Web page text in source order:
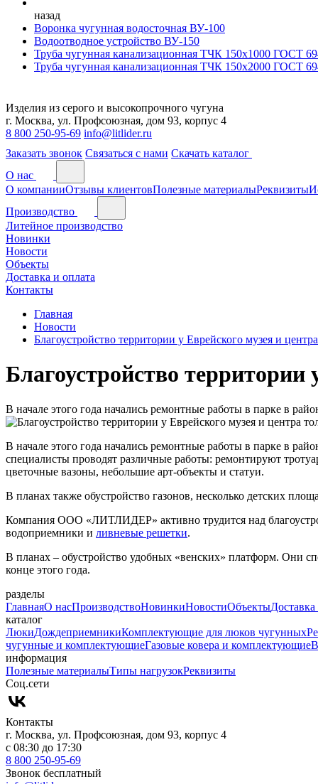
назад
Воронка чугунная водосточная ВУ-100
Водоотводное устройство ВУ-150
Труба чугунная канализационная ТЧК 150х1000 ГОСТ
Труба чугунная канализационная ТЧК 150х2000 ГОСТ
Изделия из серого и высокопрочного чугуна
г. Москва, ул. Профсоюзная, дом 93, корпус 4
8 800 250-95-69 info@litlider.ru
Заказать звонок Связаться с нами Скачать каталог
О нас
О компанииОтзывы клиентовПолезные материалыРеквизиты
Производство
Литейное производство
Новинки
Новости
Объекты
Доставка и оплата
Контакты
Главная
Новости
Благоустройство территории у Еврейского музея и
Благоустройство территории
В начале этого года начались ремонтные работы в парке в
В начале этого года начались ремонтные работы в парке в
специалисты проводят различные работы: ремонтируют
цветочные вазоны, небольшие арт-объекты и статуи.
В планах также обустройство газонов, несколько детских
Компания ООО «ЛИТЛИДЕР» активно трудится над
водоприемники и ливневые решетки.
В планах – обустройство удобных «венских» платформ. Они
конце этого года.
разделы
ГлавнаяО насПроизводствоНовинкиНовостиОбъектыДоставка
каталог
ЛюкиДождеприемникиКомплектующие для люков чугунных
чугунные и комплектующиеГазовые ковера и комплектующие
информация
Полезные материалыТипы нагрузокРеквизиты
Cоц.сети
Контакты
г. Москва, ул. Профсоюзная, дом 93, корпус 4
с 08:30 до 17:30
8 800 250-95-69
Звонок бесплатный